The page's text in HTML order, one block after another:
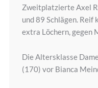
Zweitplatzierte Axel
und 89 Schlägen. Reif
extra Löchern, gegen
Die Altersklasse
(170) vor Bianca